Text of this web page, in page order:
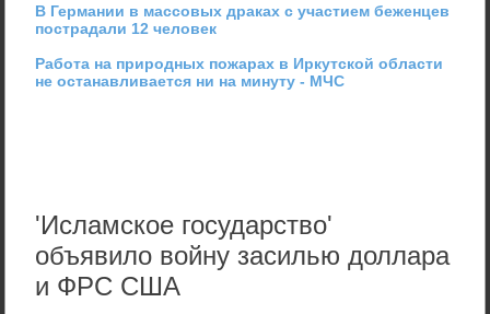
В Германии в массовых драках с участием беженцев
пострадали 12 человек
Работа на природных пожарах в Иркутской области
не останавливается ни на минуту - МЧС
'Исламское государство'
объявило войну засилью доллара
и ФРС США